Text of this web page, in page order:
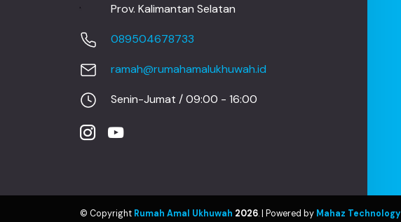
Prov. Kalimantan Selatan
089504678733
ramah@rumahamalukhuwah.id
Senin-Jumat / 09:00 - 16:00
© Copyright Rumah Amal Ukhuwah 2026. | Powered by Mahaz Technology